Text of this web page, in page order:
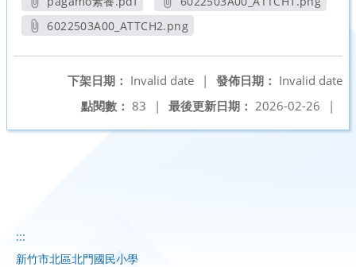
另開新視窗
6022503A00_ATTCH2.png
發佈日期： Invalid date
下架日期： Invalid date
|
最後更新日期： 2026-02-26 |
點閱數： 83 |
:::
新竹市北區北門國民小學